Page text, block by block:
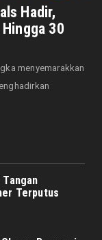
Penuh
Motor
Hadir,
30
menyemarakkan
Terputus